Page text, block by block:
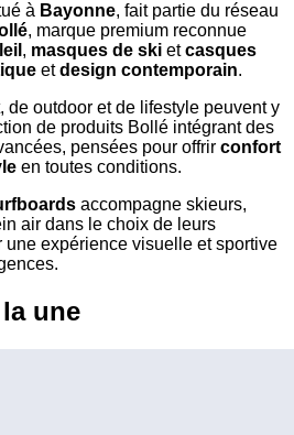
à Bayonne, fait partie du réseau
, marque premium reconnue
, masques de ski etcasques
etdesign contemporain.
de outdoor et de lifestyle peuvent y
de produits Bollé intégrant des
pensées pour offrir confort
en toutes conditions.
accompagne skieurs,
air dans le choix de leurs
une expérience visuelle et sportive
une